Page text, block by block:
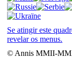
Se atingir este
revelar os menus.
© Annis MMII-